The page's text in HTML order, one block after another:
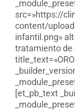
src=»https://
content/
infantil.png»
tratamiento de
[et_pb_text